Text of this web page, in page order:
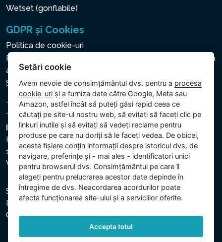
Wetset (gonflabile)
GDPR și Cookies
Politica de cookie-uri
Politica privind protecția datelor cu caracter personal și a
altor date prelucrate
Setări cookie
Intex Trading, s.r.o.
Hradecká 2526/3
130 00 Praha 3
Vinohrady - Česká republika
Societatea este înregistrată la Tribunalul Municipal din
Praga, secția C, dosar 74759. CUI: 26150808, CIF:
CZ26150808.
Setări cookie
Avem nevoie de consimțământul dvs. pentru a procesa
cookie-uri și a furniza date către Google, Meta sau
Amazon, astfel încât să puteți găsi rapid ceea ce
căutați pe site-ul nostru web, să evitați să faceți clic pe
linkuri inutile și să evitați să vedeți reclame pentru
produse pe care nu doriți să le faceți vedea. De obicei,
aceste fișiere conțin informații despre istoricul dvs. de
navigare, preferințe și - mai ales - identificatori unici
pentru browserul dvs. Consimțământul pe care îl
alegeți pentru prelucrarea acestor date depinde în
întregime de dvs. Neacordarea acordurilor poate
afecta funcționarea site-ului și a serviciilor oferite.
Accepta totul